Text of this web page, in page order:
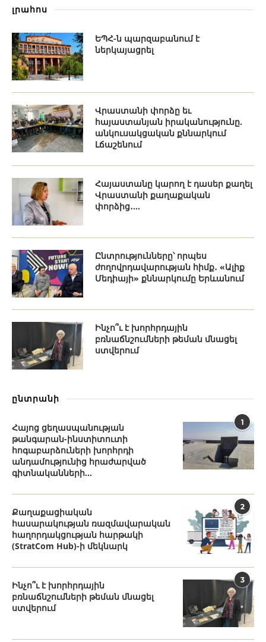
լրահոս
ԵՊՀ-ն պարզաբանում է
ներկայացրել
Վրաստանի փորձը եւ
հայաստանյան իրականությունը.
անկուսակցական քննարկում
Լճաշենում
Հայաստանը կարող է դասեր քաղել
Վրաստանի քաղաքական
փորձից․...
Ընտրությունները՝ որպես
ժողովրդավարության հիմք․ «Ալիք
Մեդիայի» քննարկումը Երևանում
Ինչո՞ւ է խորհրդային
բռնաճնշումների թեման մնացել
ստվերում
ընտրանի
1
Հայոց ցեղասպանության
թանգարան-ինստիտուտի
հոգաբարձուների խորհրդի
անդամությունից հրաժարված
գիտնականների...
2
Քաղաքացիական
հասարակության ռազմավարական
հաղորդակցության հարթակի
(StratCom Hub)-ի մեկնարկ
3
Ինչո՞ւ է խորհրդային
բռնաճնշումների թեման մնացել
ստվերում